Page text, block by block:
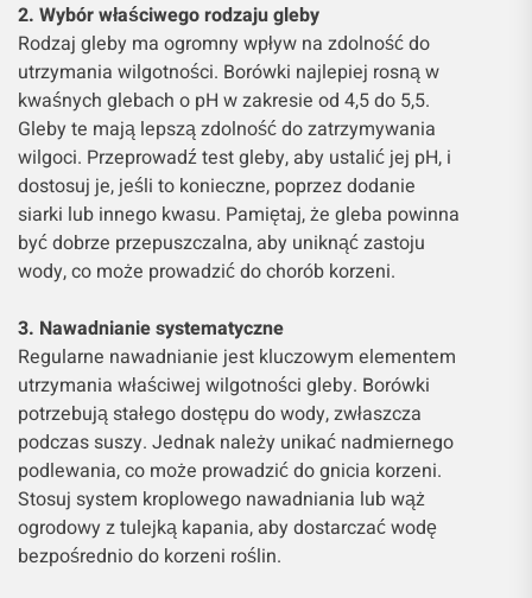
2. Wybór właściwego rodzaju gleby
Rodzaj gleby ma ogromny wpływ na zdolność do
utrzymania wilgotności. Borówki najlepiej rosną w
kwaśnych glebach o pH w zakresie od 4,5 do 5,5.
Gleby te mają lepszą zdolność do zatrzymywania
wilgoci. Przeprowadź test gleby, aby ustalić jej pH, i
dostosuj je, jeśli to konieczne, poprzez dodanie
siarki lub innego kwasu. Pamiętaj, że gleba powinna
być dobrze przepuszczalna, aby uniknąć zastoju
wody, co może prowadzić do chorób korzeni.
3. Nawadnianie systematyczne
Regularne nawadnianie jest kluczowym elementem
utrzymania właściwej wilgotności gleby. Borówki
potrzebują stałego dostępu do wody, zwłaszcza
podczas suszy. Jednak należy unikać nadmiernego
podlewania, co może prowadzić do gnicia korzeni.
Stosuj system kroplowego nawadniania lub wąż
ogrodowy z tulejką kapania, aby dostarczać wodę
bezpośrednio do korzeni roślin.